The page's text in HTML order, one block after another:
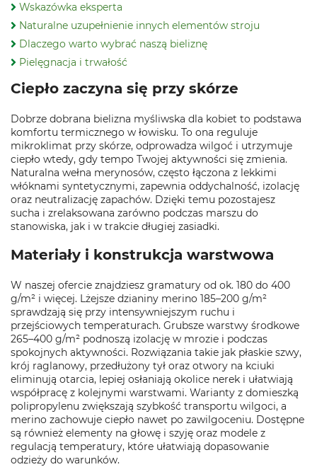
Wskazówka eksperta
Naturalne uzupełnienie innych elementów stroju
Dlaczego warto wybrać naszą bieliznę
Pielęgnacja i trwałość
Ciepło zaczyna się przy skórze
Dobrze dobrana bielizna myśliwska dla kobiet to podstawa
komfortu termicznego w łowisku. To ona reguluje
mikroklimat przy skórze, odprowadza wilgoć i utrzymuje
ciepło wtedy, gdy tempo Twojej aktywności się zmienia.
Naturalna wełna merynosów, często łączona z lekkimi
włóknami syntetycznymi, zapewnia oddychalność, izolację
oraz neutralizację zapachów. Dzięki temu pozostajesz
sucha i zrelaksowana zarówno podczas marszu do
stanowiska, jak i w trakcie długiej zasiadki.
Materiały i konstrukcja warstwowa
W naszej ofercie znajdziesz gramatury od ok. 180 do 400
g/m² i więcej. Lżejsze dzianiny merino 185–200 g/m²
sprawdzają się przy intensywniejszym ruchu i
przejściowych temperaturach. Grubsze warstwy środkowe
265–400 g/m² podnoszą izolację w mrozie i podczas
spokojnych aktywności. Rozwiązania takie jak płaskie szwy,
krój raglanowy, przedłużony tył oraz otwory na kciuki
eliminują otarcia, lepiej osłaniają okolice nerek i ułatwiają
współpracę z kolejnymi warstwami. Warianty z domieszką
polipropylenu zwiększają szybkość transportu wilgoci, a
merino zachowuje ciepło nawet po zawilgoceniu. Dostępne
są również elementy na głowę i szyję oraz modele z
regulacją temperatury, które ułatwiają dopasowanie
odzieży do warunków.